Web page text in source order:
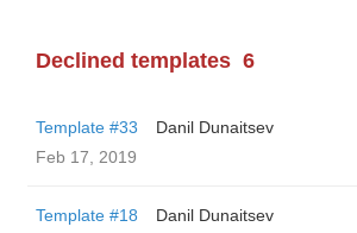
Declined templates 6
Template #33
Danil Dunaitsev
Feb 17, 2019
Template #18
Danil Dunaitsev